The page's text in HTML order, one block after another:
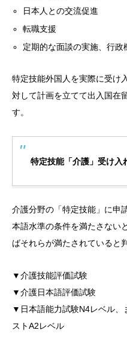
日本人との交流促進
転職支援
定期的な面談の実施、行政
特定技能外国人を実際に受け
対して計画を立てて出入国在
す。
特定技能「介護」受け
介護分野の「特定技能」に申
本語水準の条件を満たさない
ばそれらが満たされていると
▼介護技能評価試験
▼介護日本語評価試験
▼日本語能力試験N4レベル、
ストA2レベル